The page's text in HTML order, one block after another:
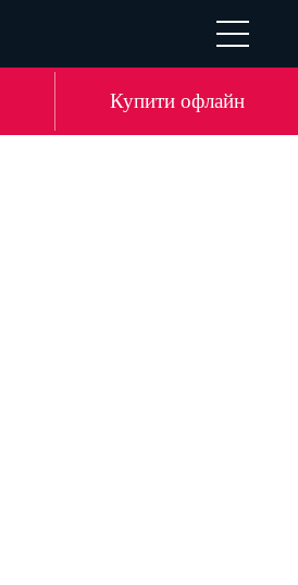
LV RU
Купити офлайн